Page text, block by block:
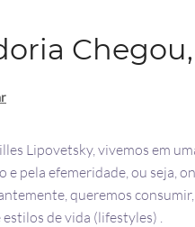
Lipovetsky, vivemos em
pela efemeridade, ou seja,
queremos
de vida (lifestyles) .